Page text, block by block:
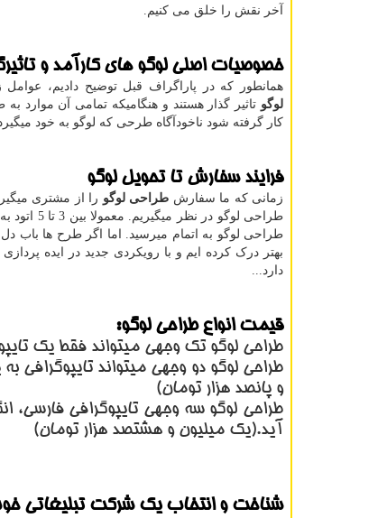
آخر نقش را خلق می کنیم.
خصوصیات اصلی لوگو های کارآمد و
همانطور که در پاراگراف قبل توضیح دادیم،
لوگو تاثیر گذار هستند و هنگامیکه تمامی آن موارد به
کار گرفته شود ناخودآگاه طرحی که لوگو به خود
فرایند سفارش تا تحویل لوگو
زمانی که ما سفارش طراحی لوگو
طراحی
طراحی لوگو به اتمام میرسید. اما اگر طرح ها باب
بهتر درک کرده ایم و با رویکردی جدید در ایده
دارد...
قیمت انواع طراحی لوگو:
طراحی لوگو تک وجهی میتواند فقط یک
طراحی لوگو دو وجهی میتواند تایپوگرافی
و پانصد هزار تومان)
طراحی لوگو سه وجهی تایپوگرافی
آید.(یک میلیون و هشتصد هزار تومان)
شناخت و انتخاب یکشرکت تبلیغاتی